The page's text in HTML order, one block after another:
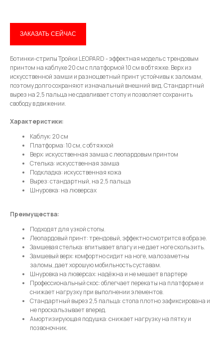
Имя
Отправить
Нажимая на кнопку, вы даете согласие на обработку своих
ЗАКАЗАТЬ СЕЙЧАС
Ботинки-стрипы Тройки LEOPARD - эффектная модель с трендовым
принтом на каблуке 20 см с платформой 10 см в обтяжке. Верх из
искусственной замши и разноцветный принт устойчивы к заломам,
поэтому долго сохраняют изначальный внешний вид. Стандартный
вырез на 2,5 пальца не сдавливает стопу и позволяет сохранить
свободу в движении.
Характеристики:
Каблук: 20 см
Платформа: 10 см, с обтяжкой
Верх: искусственная замша с леопардовым принтом
Стелька: искусственная замша
Подкладка: искусственная кожа
Вырез: стандартный, на 2,5 пальца
Шнуровка: на люверсах
Преимущества:
Подходят для узкой стопы.
Леопардовый принт: трендовый, эффектно смотрится в образе.
Замшевая стелька: впитывает влагу и не дает ноге скользить.
Замшевый верх: комфортно сидит на ноге, малозаметны
заломы, дает хорошую мобильность суставам.
Шнуровка на люверсах: надёжна и не мешает в партере
Профессиональный скос: облегчает перекаты на платформе и
снижает нагрузку при выполнении элементов.
Стандартный вырез 2,5 пальца: стопа плотно зафиксирована и
не проскальзывает вперед.
Амортизирующая подушка: снижает нагрузку на пятку и
позвоночник.